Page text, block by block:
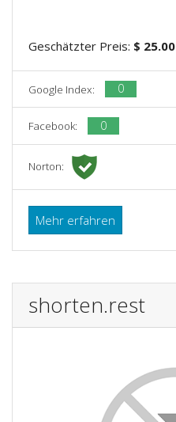
Geschätzter Preis: $ 25.00
Google Index: 0
Facebook: 0
Norton:
Mehr erfahren
shorten.rest